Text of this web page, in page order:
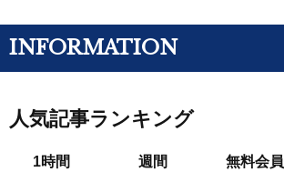
INFORMATION
人気記事ランキング
1時間 週間 無料会員